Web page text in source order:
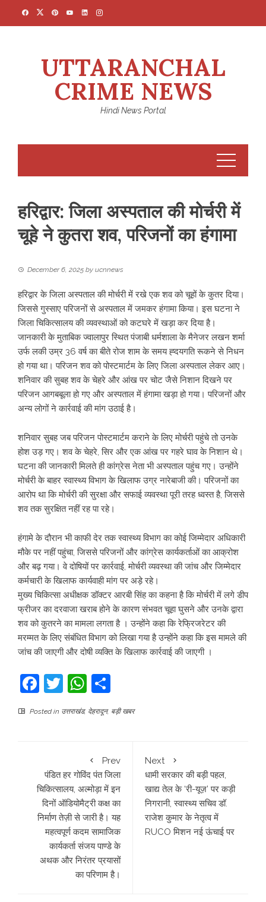
UTTARANCHAL
CRIME NEWS
Hindi News Portal
हरिद्वार: जिला अस्पताल की मोर्चरी में
चूहे ने कुतरा शव, परिजनों का हंगामा
December 6, 2025 by ucnnews
हरिद्वार के जिला अस्पताल की मोर्चरी में रखे एक शव को चूहों के कुतर दिया।
जिससे गुस्साए परिजनों से अस्पताल में जमकर हंगामा किया। इस घटना ने
जिला चिकित्सालय की व्यवस्थाओं को कटघरे में खड़ा कर दिया है।
जानकारी के मुताबिक ज्वालापुर स्थित पंजाबी धर्मशाला के मैनेजर लखन शर्मा
उर्फ लकी उम्र 36 वर्ष का बीते रोज शाम के समय ह्दयगति रूकने से निधन
हो गया था। परिजन शव को पोस्टमार्टम के लिए जिला अस्पताल लेकर आए।
शनिवार की सुबह शव के चेहरे और आंख पर चोट जैसे निशान दिखने पर
परिजन आगबबूला हो गए और अस्पताल में हंगामा खड़ा हो गया। परिजनों और
अन्य लोगों ने कार्रवाई की मांग उठाई है।
शनिवार सुबह जब परिजन पोस्टमार्टम कराने के लिए मोर्चरी पहुंचे तो उनके
होश उड़ गए। शव के चेहरे, सिर और एक आंख पर गहरे घाव के निशान थे।
घटना की जानकारी मिलते ही कांग्रेस नेता भी अस्पताल पहुंच गए। उन्होंने
मोर्चरी के बाहर स्वास्थ्य विभाग के खिलाफ उग्र नारेबाजी की। परिजनों का
आरोप था कि मोर्चरी की सुरक्षा और सफाई व्यवस्था पूरी तरह ध्वस्त है, जिससे
शव तक सुरक्षित नहीं रह पा रहे।
हंगामे के दौरान भी काफी देर तक स्वास्थ्य विभाग का कोई जिम्मेदार अधिकारी
मौके पर नहीं पहुंचा, जिससे परिजनों और कांग्रेस कार्यकर्ताओं का आक्रोश
और बढ़ गया। वे दोषियों पर कार्रवाई, मोर्चरी व्यवस्था की जांच और जिम्मेदार
कर्मचारी के खिलाफ कार्यवाही मांग पर अड़े रहे।
मुख्य चिकित्सा अधीक्षक डॉक्टर आरबी सिंह का कहना है कि मोर्चरी में लगे डीप
फ्रीजर का दरवाजा खराब होने के कारण संभवत चूहा घुसने और उनके द्वारा
शव को कुतरने का मामला लगता है । उन्होंने कहा कि रेफ्रिजरेटर की
मरम्मत के लिए संबंधित विभाग को लिखा गया है उन्होंने कहा कि इस मामले की
जांच की जाएगी और दोषी व्यक्ति के खिलाफ कार्रवाई की जाएगी ।
Facebook
TwitterWhatsApp
Posted in उत्तराखंड, देहरादून, बड़ी खबर
Prev
पंडित हर गोविंद पंत जिला
चिकित्सालय, अल्मोड़ा में इन
दिनों ऑडियोमैट्री कक्ष का
निर्माण तेज़ी से जारी है। यह
महत्वपूर्ण कदम सामाजिक
कार्यकर्ता संजय पाण्डे के
अथक और निरंतर प्रयासों
का परिणाम है।
Next
धामी सरकार की बड़ी पहल,
खाद्य तेल के ‘री-यूज़’ पर कड़ी
निगरानी, स्वास्थ्य सचिव डॉ.
राजेश कुमार के नेतृत्व में
RUCO मिशन नई ऊंचाई पर